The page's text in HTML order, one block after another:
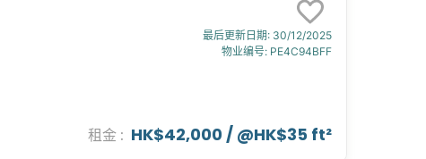
最后更新日期: 30/12/2025
物业编号: PE4C94BFF
租金 : HK$42,000/ @HK$35 ft²